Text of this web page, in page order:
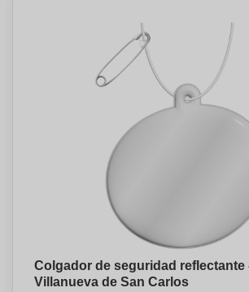
Colgador de seguridad reflectante
Villanueva de San Carlos